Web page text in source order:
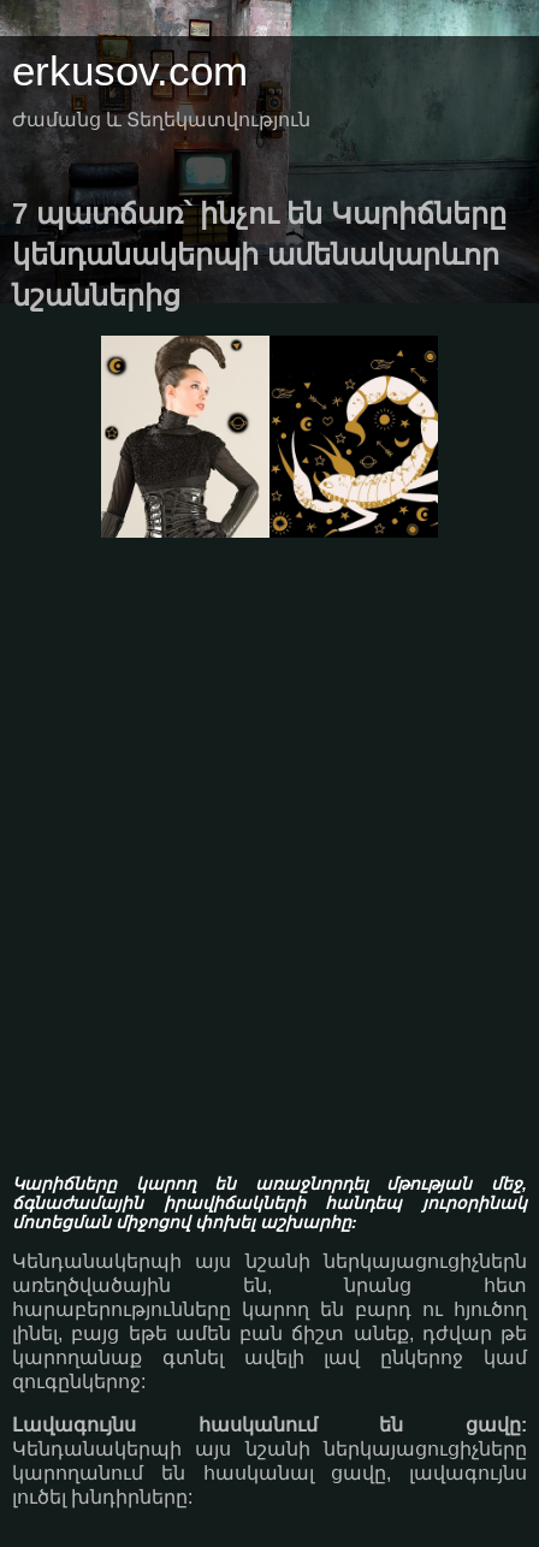
erkusov.com
Ժամանց և Տեղեկատվություն
7 պատճառ՝ ինչու են Կարիճները
կենդանակերպի ամենակարևոր
նշաններից
Կարիճները կարող են առաջնորդել մթության մեջ,
ճգնաժամային իրավիճակների հանդեպ յուրօրինակ
մոտեցման միջոցով փոխել աշխարհը:
Կենդանակերպի այս նշանի ներկայացուցիչներն
առեղծվածային են, նրանց հետ
հարաբերությունները կարող են բարդ ու հյուծող
լինել, բայց եթե ամեն բան ճիշտ անեք, դժվար թե
կարողանաք գտնել ավելի լավ ընկերոջ կամ
զուգընկերոջ:
Լավագույնս հասկանում են ցավը:
Կենդանակերպի այս նշանի ներկայացուցիչները
կարողանում են հասկանալ ցավը, լավագույնս
լուծել խնդիրները: